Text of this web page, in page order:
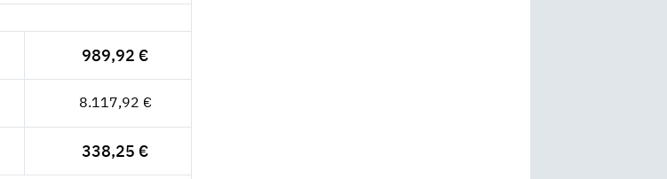
989,92 €
8.117,92 €
338,25 €